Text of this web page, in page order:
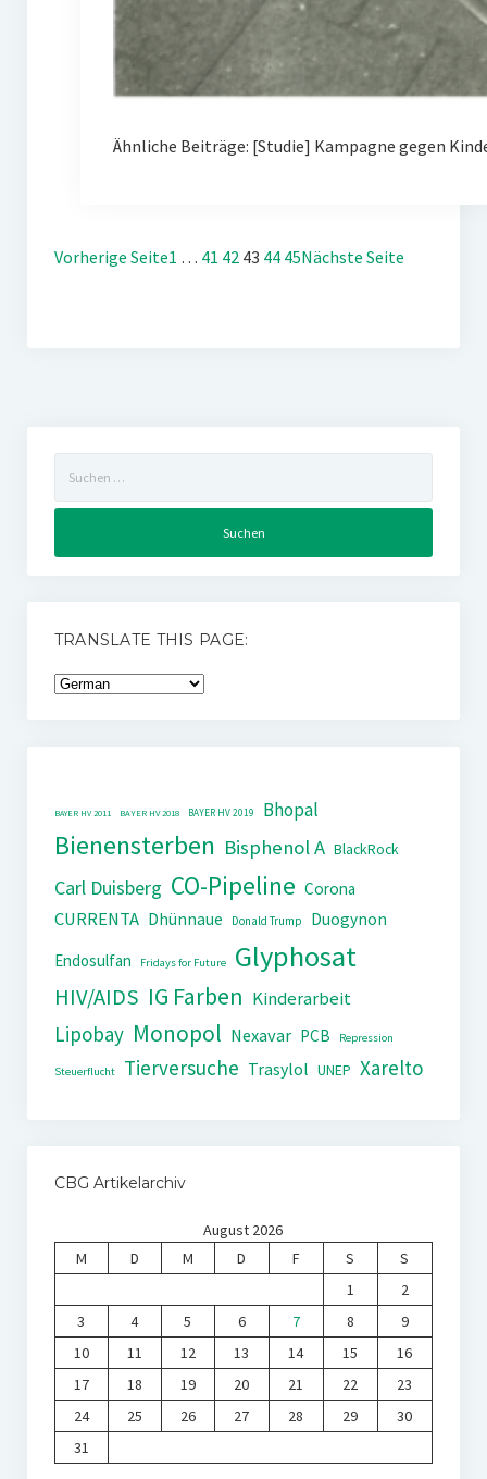
Ähnliche Beiträge: [Studie] Kampagne gegen
Vorherige Seite1 … 41 42 43 44 45Nächste Seite
nach:
TRANSLATE THIS PAGE:
BAYER HV 2011 BAYER HV 2018 BAYER HV 2019 Bhopal
Bienensterben Bisphenol A BlackRock
Carl Duisberg CO-Pipeline Corona
CURRENTA Dhünnaue Donald Trump
Duogynon
Endosulfan
Fridays for Future Glyphosat
HIV/AIDS IG Farben Kinderarbeit
Lipobay Monopol Nexavar PCB Repression
Steuerflucht Tierversuche Trasylol UNEP Xarelto
CBG Artikelarchiv
August 2026
M
D M D F S
S
1
2
3
4 5 6 7 8
9
10
11 12 13 14 15
16
17
18 19 20 21 22
23
24
25 26 27 28 29
30
31